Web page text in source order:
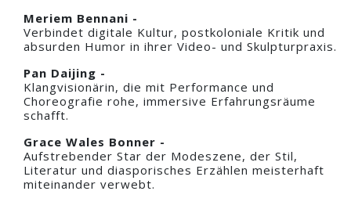
Meriem Bennani -
Verbindet digitale Kultur, postkoloniale Kritik und
absurden Humor in ihrer Video- und Skulpturpraxis.
Pan Daijing -
Klangvisionärin, die mit Performance und
Choreografie rohe, immersive Erfahrungsräume
schafft.
Grace Wales Bonner -
Aufstrebender Star der Modeszene, der Stil,
Literatur und diasporisches Erzählen meisterhaft
miteinander verwebt.